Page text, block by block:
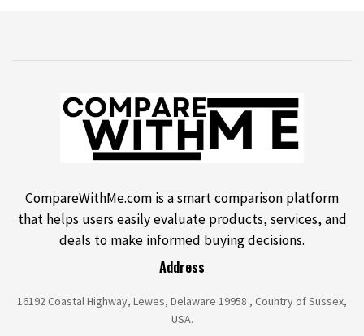
CompareWithMe.com is a smart comparison platform
that helps users easily evaluate products, services, and
deals to make informed buying decisions.
Address
16192 Coastal Highway, Lewes, Delaware 19958 , Country of Sussex,
USA.